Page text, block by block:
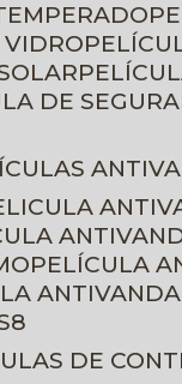
VIDRO
DE
PELÍCULA
DE